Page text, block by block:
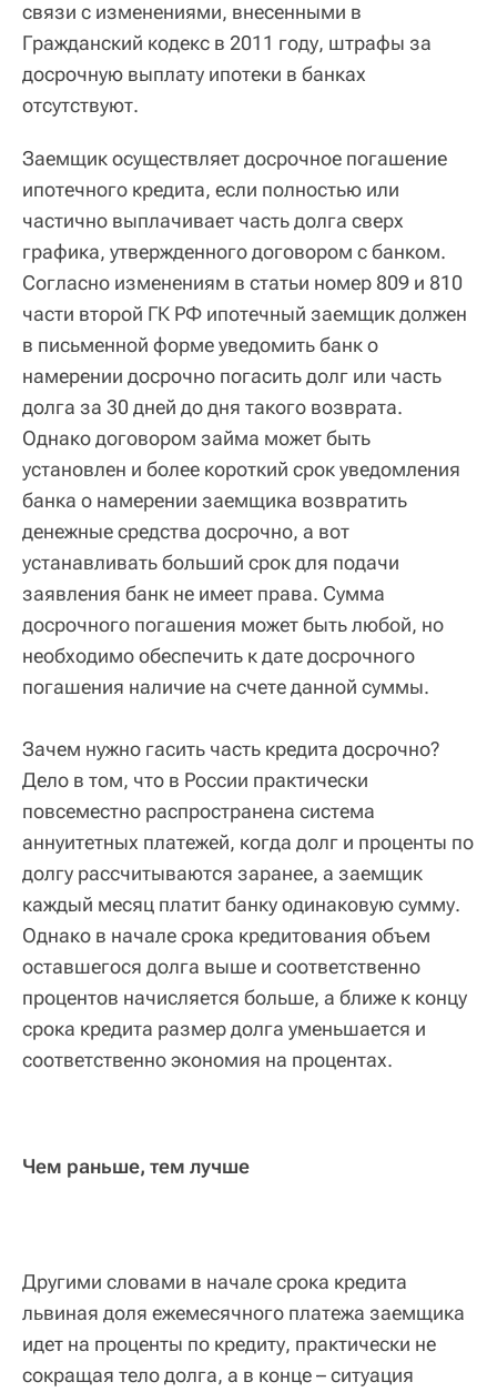
связи с изменениями, внесенными в
Гражданский кодекс в 2011 году, штрафы за
досрочную выплату ипотеки в банках
отсутствуют.
Заемщик осуществляет досрочное погашение
ипотечного кредита, если полностью или
частично выплачивает часть долга сверх
графика, утвержденного договором с банком.
Согласно изменениям в статьи номер 809 и 810
части второй ГК РФ ипотечный заемщик должен
в письменной форме уведомить банк о
намерении досрочно погасить долг или часть
долга за 30 дней до дня такого возврата.
Однако договором займа может быть
установлен и более короткий срок уведомления
банка о намерении заемщика возвратить
денежные средства досрочно, а вот
устанавливать больший срок для подачи
заявления банк не имеет права. Сумма
досрочного погашения может быть любой, но
необходимо обеспечить к дате досрочного
погашения наличие на счете данной суммы.
Зачем нужно гасить часть кредита досрочно?
Дело в том, что в России практически
повсеместно распространена система
аннуитетных платежей, когда долг и проценты по
долгу рассчитываются заранее, а заемщик
каждый месяц платит банку одинаковую сумму.
Однако в начале срока кредитования объем
оставшегося долга выше и соответственно
процентов начисляется больше, а ближе к концу
срока кредита размер долга уменьшается и
соответственно экономия на процентах.
Чем раньше, тем лучше
Другими словами в начале срока кредита
львиная доля ежемесячного платежа заемщика
идет на проценты по кредиту, практически не
сокращая тело долга, а в конце – ситуация